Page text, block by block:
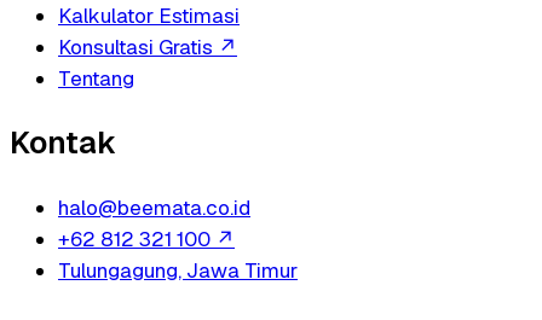
Kalkulator Estimasi
Konsultasi Gratis ↗
Tentang
Kontak
halo@beemata.co.id
+62 812 321 100 ↗
Tulungagung, Jawa Timur